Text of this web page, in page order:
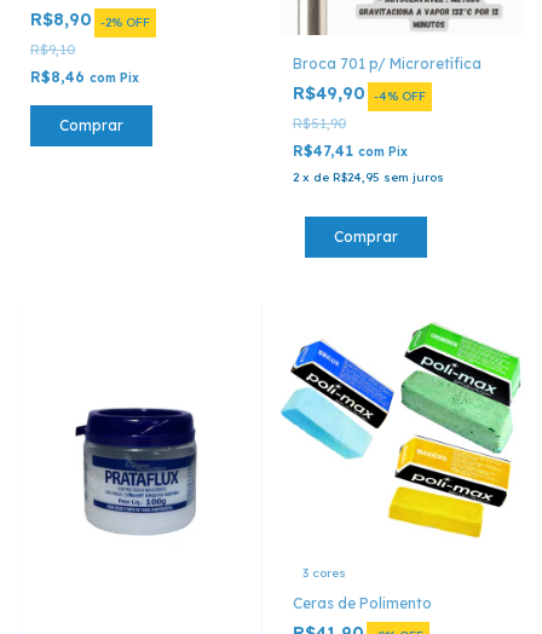
R$8,90 -2% OFF
R$9,10
R$8,46 com Pix
Comprar
Broca 701 p/ Microretífica
R$49,90 -4% OFF
R$51,90
R$47,41 com Pix
2 x de R$24,95 sem juros
3 cores
Ceras de Polimento